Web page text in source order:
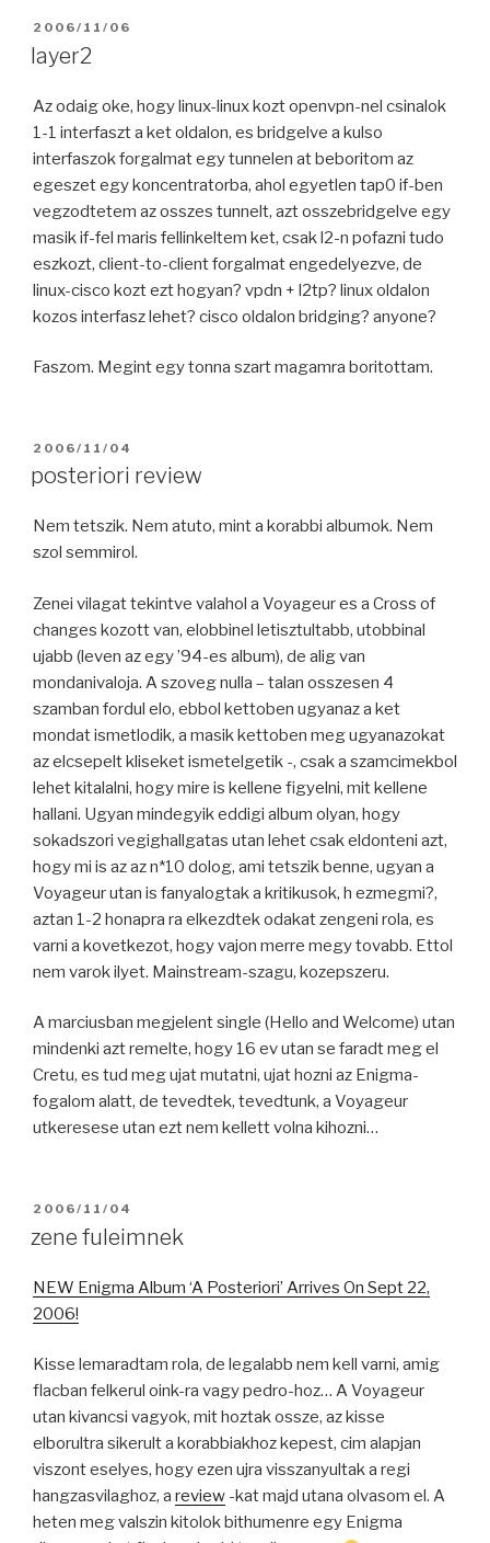
POSTED
ON
2006/11/06
layer2
Az odaig oke, hogy linux-linux kozt openvpn-nel csinalok
1-1 interfaszt a ket oldalon, es bridgelve a kulso
interfaszok forgalmat egy tunnelen at beboritom az
egeszet egy koncentratorba, ahol egyetlen tap0 if-ben
vegzodtetem az osszes tunnelt, azt osszebridgelve egy
masik if-fel maris fellinkeltem ket, csak l2-n pofazni tudo
eszkozt, client-to-client forgalmat engedelyezve, de
linux-cisco kozt ezt hogyan? vpdn + l2tp? linux oldalon
kozos interfasz lehet? cisco oldalon bridging? anyone?
Faszom. Megint egy tonna szart magamra boritottam.
POSTED
2006/11/04
posteriori review
Nem tetszik. Nem atuto, mint a korabbi albumok. Nem
szol semmirol.
Zenei vilagat tekintve valahol a Voyageur es a Cross of
changes kozott van, elobbinel letisztultabb, utobbinal
ujabb (leven az egy ’94-es album), de alig van
mondanivaloja. A szoveg nulla – talan osszesen 4
szamban fordul elo, ebbol kettoben ugyanaz a ket
mondat ismetlodik, a masik kettoben meg ugyanazokat
az elcsepelt kliseket ismetelgetik -, csak a szamcimekbol
lehet kitalalni, hogy mire is kellene figyelni, mit kellene
hallani. Ugyan mindegyik eddigi album olyan, hogy
sokadszori vegighallgatas utan lehet csak eldonteni azt,
hogy mi is az az n*10 dolog, ami tetszik benne, ugyan a
Voyageur utan is fanyalogtak a kritikusok, h ezmegmi?,
aztan 1-2 honapra ra elkezdtek odakat zengeni rola, es
varni a kovetkezot, hogy vajon merre megy tovabb. Ettol
nem varok ilyet. Mainstream-szagu, kozepszeru.
A marciusban megjelent single (Hello and Welcome) utan
mindenki azt remelte, hogy 16 ev utan se faradt meg el
Cretu, es tud meg ujat mutatni, ujat hozni az Enigma-
fogalom alatt, de tevedtek, tevedtunk, a Voyageur
utkeresese utan ezt nem kellett volna kihozni…
POSTED
2006/11/04
zene fuleimnek
NEW Enigma Album ‘A Posteriori’ Arrives On Sept 22,
2006!
Kisse lemaradtam rola, de legalabb nem kell varni, amig
flacban felkerul oink-ra vagy pedro-hoz… A Voyageur
utan kivancsi vagyok, mit hoztak ossze, az kisse
elborultra sikerult a korabbiakhoz kepest, cim alapjan
viszont eselyes, hogy ezen ujra visszanyultak a regi
hangzasvilaghoz, a review -kat majd utana olvasom el. A
heten meg valszin kitolok bithumenre egy Enigma